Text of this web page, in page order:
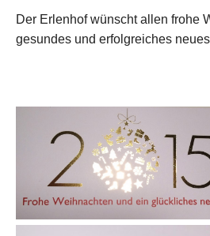
Der Erlenhof wünscht allen frohe
gesundes und erfolgreiches